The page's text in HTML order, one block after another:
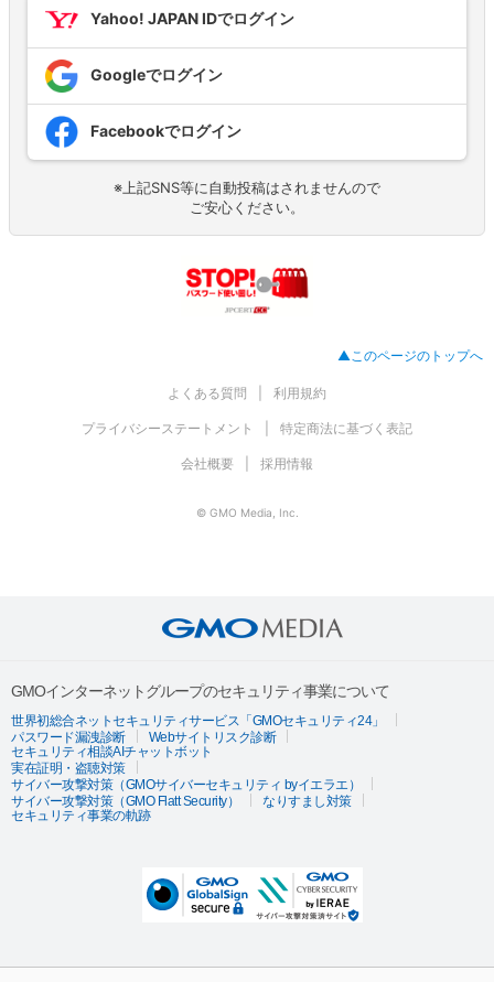
Yahoo! JAPAN IDでログイン
Googleでログイン
Facebookでログイン
※上記SNS等に自動投稿はされませんので
ご安心ください。
▲このページのトップへ
よくある質問 利用規約
プライバシーステートメント 特定商法に基づく表記
会社概要 採用情報
© GMO Media, Inc.
GMOインターネットグループのセキュリティ事業について
世界初総合ネットセキュリティサービス「GMOセキュリティ24」
パスワード漏洩診断
Webサイトリスク診断
セキュリティ相談AIチャットボット
実在証明・盗聴対策
サイバー攻撃対策（GMOサイバーセキュリティ byイエラエ）
サイバー攻撃対策（GMO Flatt Security）
なりすまし対策
セキュリティ事業の軌跡